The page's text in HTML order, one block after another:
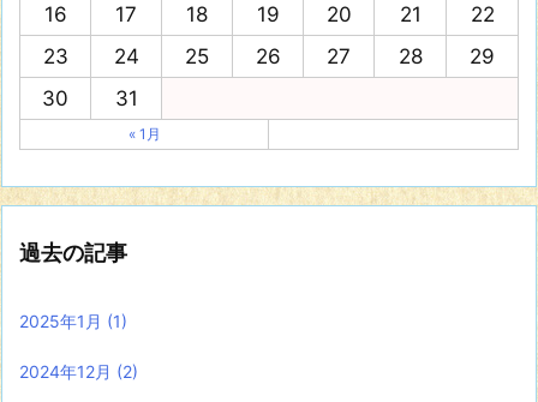
16
17 18 19 20 21
22
23
24 25 26 27 28
29
30
31
« 1月
過去の記事
2025年1月 (1)
2024年12月 (2)